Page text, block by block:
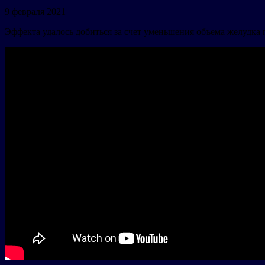
9 февраля 2021
Эффекта удалось добиться за счет уменьшения объема желудка